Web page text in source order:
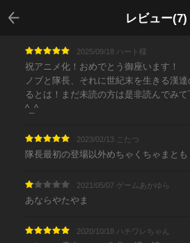
レビュー(7)
戻る
2025/09/18 ハート様
祝アニメ化！おめでとう御座います！
ノブと隊長、それに世紀末を生きる漢
るとは！まだ未読の方は是非読んでみ
^_^
2023/02/13 こたつ
隊長最初の登場以外めちゃくちゃまとも
2021/05/07 ゲームあかゆら
あならやたやま
2020/10/18 ハチワレちゃん